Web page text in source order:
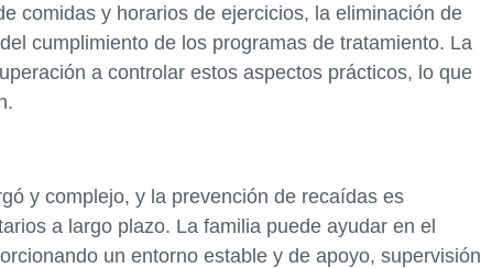
comidas y horarios de ejercicios, la eliminación de
cumplimiento de los programas de tratamiento. La
a controlar estos aspectos prácticos, lo que
y complejo, y la prevención de recaídas es
a largo plazo. La familia puede ayudar en el
un entorno estable y de apoyo, supervisión